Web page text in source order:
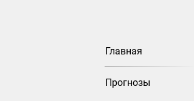
Главная
Прогнозы